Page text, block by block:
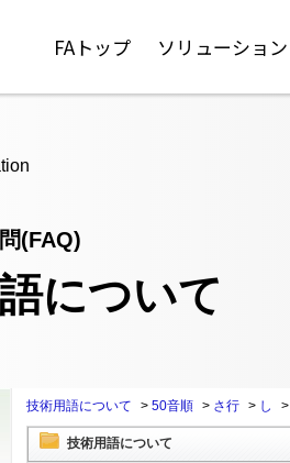
FAトップ ソリューション
(FAQ)
について
技術用語について > 50音順 > さ行 > し >
技術用語について